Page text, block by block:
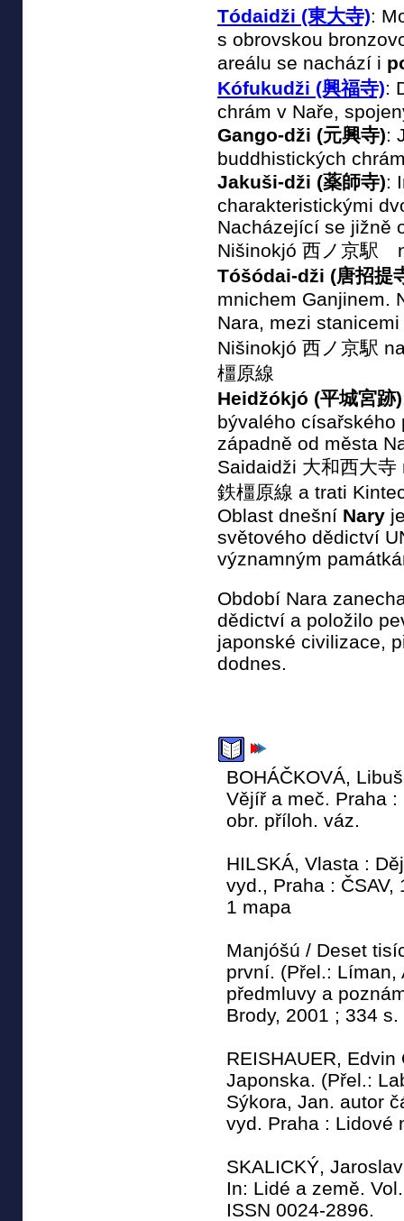
Tódaidži (東大寺):
s obrovskou
areálu se nachází i
Kófukudži (興福寺):
chrám v Naře,
Gango-dži (元興寺):
buddhistických
Jakuši-dži (薬師寺):
charakteristickými
Nacházející se jižně
Nišinokjó 西ノ京駅
Tóšódai-dži (唐招提
mnichem Ganjinem.
Nara, mezi
Nišinokjó 西ノ京駅
橿原線
Heidžókjó (平城宮跡)
bývalého císařského
západně od města
Saidaidži 大和西大
鉄橿原線 a trati
Oblast dnešní Nary
světového dědictví
významným
Období Nara
dědictví a položilo
japonské civilizace,
dodnes.
BOHÁČKOVÁ,
Vějíř a meč. Praha
obr. příloh. váz.
HILSKÁ, Vlasta :
vyd., Praha :
1 mapa
Manjóšú / Deset
první. (Přel.: Líman,
předmluvy a
Brody, 2001 ; 334
REISHAUER,
Japonska. (Přel.:
Sýkora, Jan. autor
vyd. Praha : Lidové
SKALICKÝ,
In: Lidé a země.
ISSN 0024-2896.